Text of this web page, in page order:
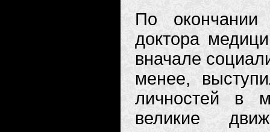
По окончании
доктора
вначале
менее,
личностей в
великие